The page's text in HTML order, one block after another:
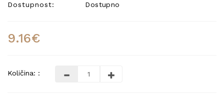
Dostupnost:
Dostupno
9.16€
Količina: :